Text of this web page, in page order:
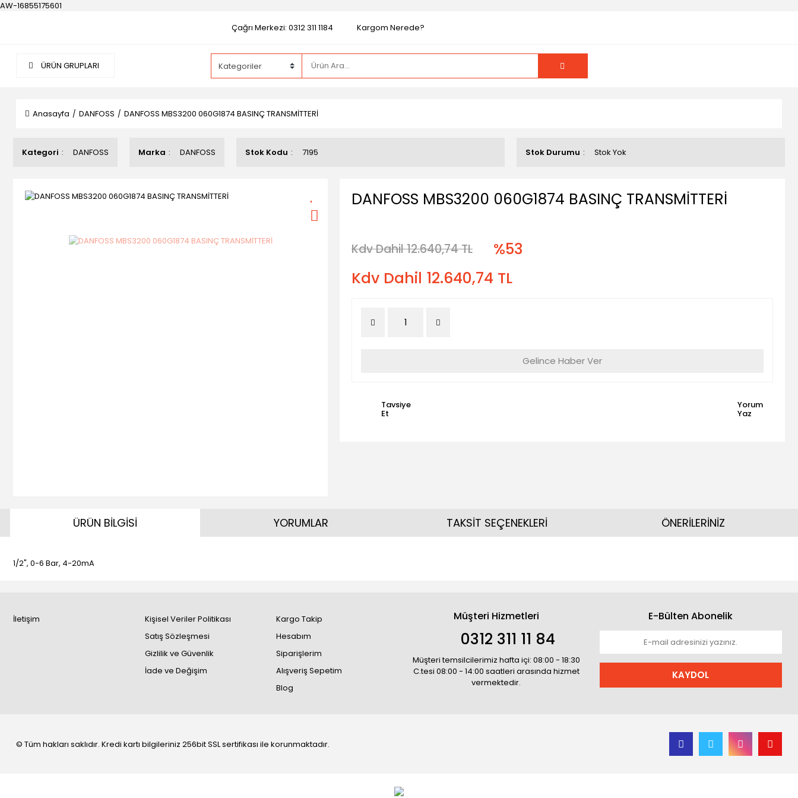
AW-16855175601
Çağrı Merkezi: 0312 311 1184
Kargom Nerede?
ÜRÜN GRUPLARI
Anasayfa DANFOSS DANFOSS MBS3200 060G1874 BASINÇ TRANSMİTTERİ
Kategori DANFOSS Marka DANFOSS Stok Kodu 7195 Stok Durumu Stok Yok
DANFOSS MBS3200 060G1874 BASINÇ TRANSMİTTERİ
Kdv Dahil 12.640,74 TL
%53
Kdv Dahil 12.640,74 TL
Gelince Haber Ver
Tavsiye
Et
Yorum
Yaz
ÜRÜN BİLGİSİ
1/2", 0-6 Bar, 4-20mA
YORUMLAR TAKSİT SEÇENEKLERİ ÖNERİLERİNİZ
İletişim
Kişisel Veriler Politikası
Satış Sözleşmesi
Gizlilik ve Güvenlik
İade ve Değişim
Kargo Takip
Hesabım
Siparişlerim
Alışveriş Sepetim
Blog
Müşteri Hizmetleri
0312 311 11 84
Müşteri temsilcilerimiz hafta içi: 08:00 - 18:30
C.tesi 08:00 - 14:00 saatleri arasında hizmet
vermektedir.
E-Bülten Abonelik
KAYDOL
© Tüm hakları saklıdır. Kredi kartı bilgileriniz 256bit SSL sertifikası ile korunmaktadır.